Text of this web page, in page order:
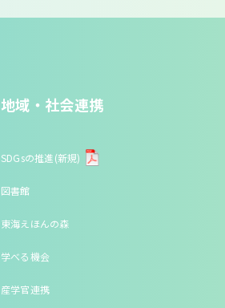
地域・社会連携
SDGsの推進(新規)
図書館
東海えほんの森
学べる機会
産学官連携